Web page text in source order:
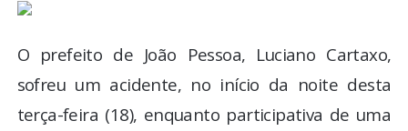
ESPORTES
ENTRETENIMENTO
O prefeito de João Pessoa, Luciano Cartaxo,
sofreu um acidente, no início da noite desta
terça-feira (18), enquanto participativa de uma